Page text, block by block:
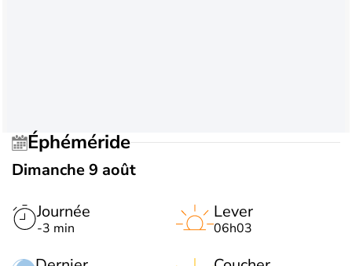
Éphéméride
Dimanche 9 août
Journée
-3 min
Lever
06h03